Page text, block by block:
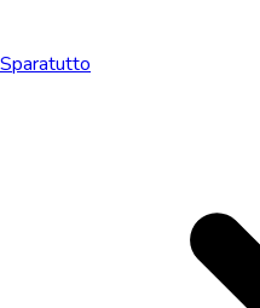
Sparatutto